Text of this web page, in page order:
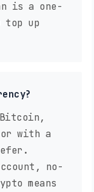
is a one-
top up
with a
no-
means